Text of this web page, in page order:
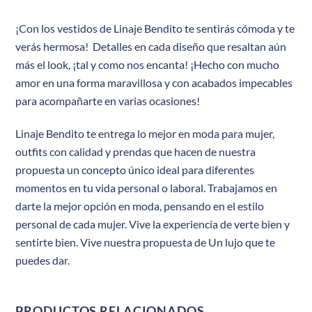
¡Con los vestidos de Linaje Bendito te sentirás cómoda y te
verás hermosa! Detalles en cada diseño que resaltan aún
más el look, ¡tal y como nos encanta! ¡Hecho con mucho
amor en una forma maravillosa y con acabados impecables
para acompañarte en varias ocasiones!
Linaje Bendito te entrega lo mejor en moda para mujer,
outfits con calidad y prendas que hacen de nuestra
propuesta un concepto único ideal para diferentes
momentos en tu vida personal o laboral. Trabajamos en
darte la mejor opción en moda, pensando en el estilo
personal de cada mujer. Vive la experiencia de verte bien y
sentirte bien. Vive nuestra propuesta de Un lujo que te
puedes dar.